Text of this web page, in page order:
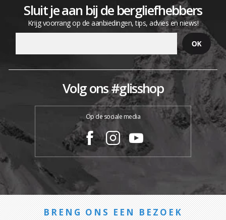
Sluit je aan bij de bergliefhebbers
Krijg voorrang op de aanbiedingen, tips, advies en niews!
Volg ons #glisshop
Op de sociale media
BRENG ONS EEN BEZOEK